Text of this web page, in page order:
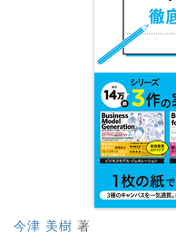
今津 美樹 著